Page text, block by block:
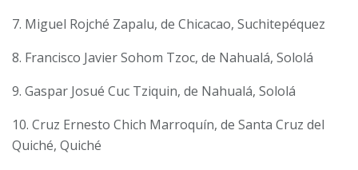
7. Miguel Rojché Zapalu, de Chicacao, Suchitepéquez
8. Francisco Javier Sohom Tzoc, de Nahualá, Sololá
9. Gaspar Josué Cuc Tziquin, de Nahualá, Sololá
10. Cruz Ernesto Chich Marroquín, de Santa Cruz del
Quiché, Quiché